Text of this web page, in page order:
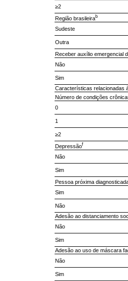
≥2
Região brasileirab
Sudeste
Outra
Receber auxílio emergencial
Não
Sim
Características relacionadas
Número de condições
0
1
≥2
Depressãof
Não
Sim
Pessoa próxima
Sim
Não
Adesão ao distanciamento
Não
Sim
Adesão ao uso de máscara
Não
Sim